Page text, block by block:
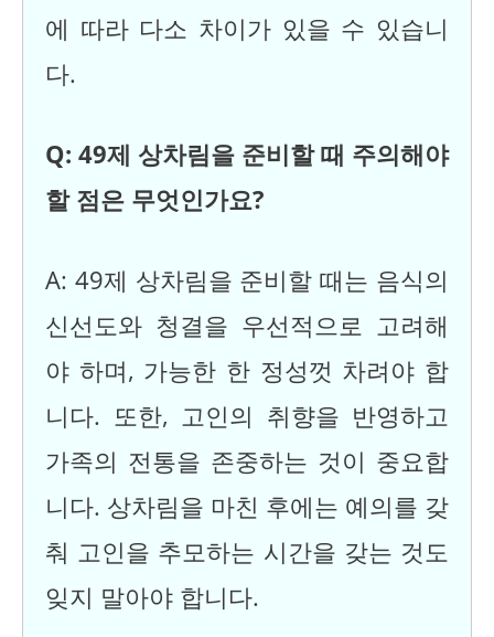
에 따라 다소 차이가 있을 수 있습니
다.
Q: 49제 상차림을 준비할 때 주의해야
할 점은 무엇인가요?
A: 49제 상차림을 준비할 때는 음식의
신선도와 청결을 우선적으로 고려해
야 하며, 가능한 한 정성껏 차려야 합
니다. 또한, 고인의 취향을 반영하고
가족의 전통을 존중하는 것이 중요합
니다. 상차림을 마친 후에는 예의를 갖
춰 고인을 추모하는 시간을 갖는 것도
잊지 말아야 합니다.